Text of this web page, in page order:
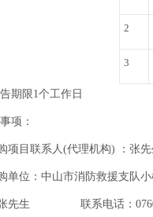
2
3
期限1个工作日
项：
购项目联系人(代理机构) ：
购单位：中山市消防救援支
张先生 联系电话：0760-